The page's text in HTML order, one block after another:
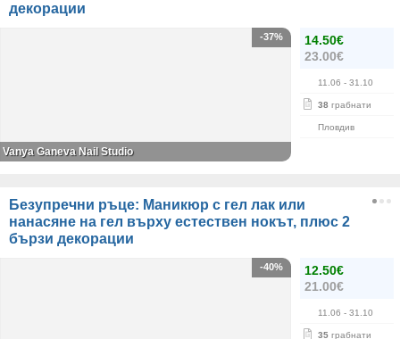
декорации
14.50€
23.00€
11.06 - 31.10
38 грабнати
Пловдив
-37%
Vanya Ganeva Nail Studio
Безупречни ръце: Маникюр с гел лак или
нанасяне на гел върху естествен нокът, плюс 2
бързи декорации
12.50€
21.00€
11.06 - 31.10
35 грабнати
-40%